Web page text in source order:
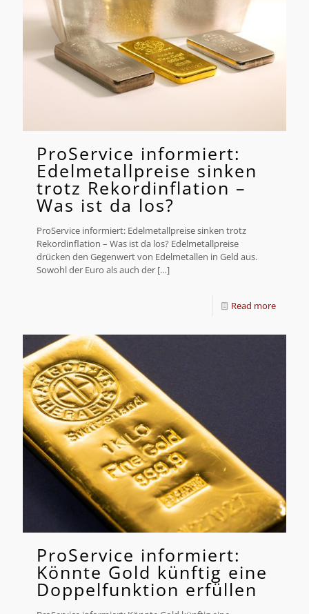
ProService informiert:
Edelmetallpreise sinken
trotz Rekordinflation –
Was ist da los?
ProService informiert: Edelmetallpreise sinken trotz
Rekordinflation – Was ist da los? Edelmetallpreise
drücken den Gegenwert von Edelmetallen in Geld aus.
Sowohl der Euro als auch der […]
Read more
ProService informiert:
Könnte Gold künftig eine
Doppelfunktion erfüllen